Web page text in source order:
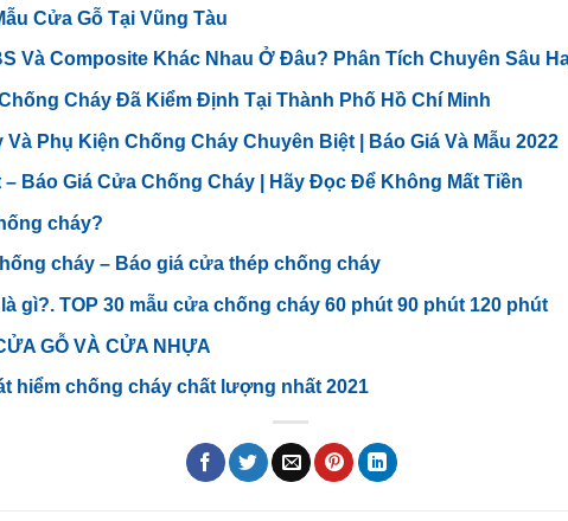
Cửa Gỗ Tại Vũng Tàu
Và Composite Khác Nhau Ở Đâu? Phân Tích Chuyên Sâu
Cháy Đã Kiểm Định Tại Thành Phố Hồ Chí Minh
Phụ Kiện Chống Cháy Chuyên Biệt | Báo Giá Và Mẫu 2022
Báo Giá Cửa Chống Cháy | Hãy Đọc Để Không Mất Tiền
cháy?
cháy – Báo giá cửa thép chống cháy
gì?. TOP 30 mẫu cửa chống cháy 60 phút 90 phút 120 phút
GỖ VÀ CỬA NHỰA
hiểm chống cháy chất lượng nhất 2021